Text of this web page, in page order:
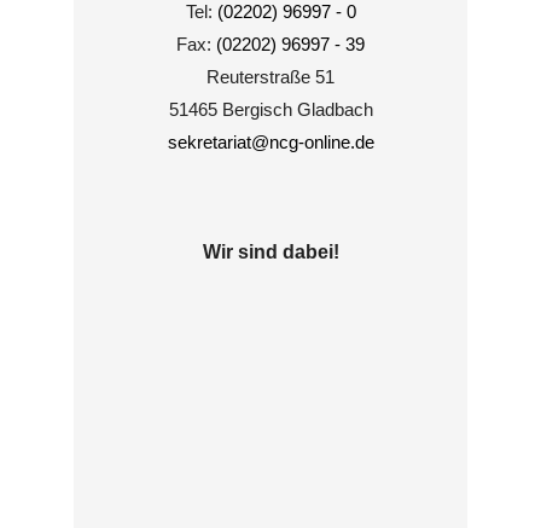
Tel: (02202) 96997 - 0
Fax: (02202) 96997 - 39
Reuterstraße 51
51465 Bergisch Gladbach
sekretariat@ncg-online.de
Wir sind dabei!